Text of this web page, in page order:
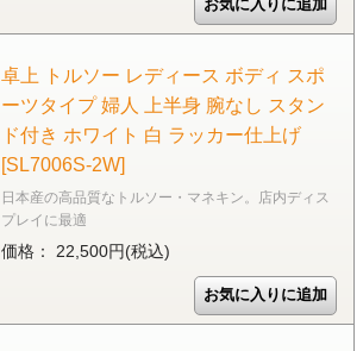
卓上 トルソー レディース ボディ スポ
ーツタイプ 婦人 上半身 腕なし スタン
ド付き ホワイト 白 ラッカー仕上げ
[SL7006S-2W]
日本産の高品質なトルソー・マネキン。店内ディス
プレイに最適
価格： 22,500円(税込)